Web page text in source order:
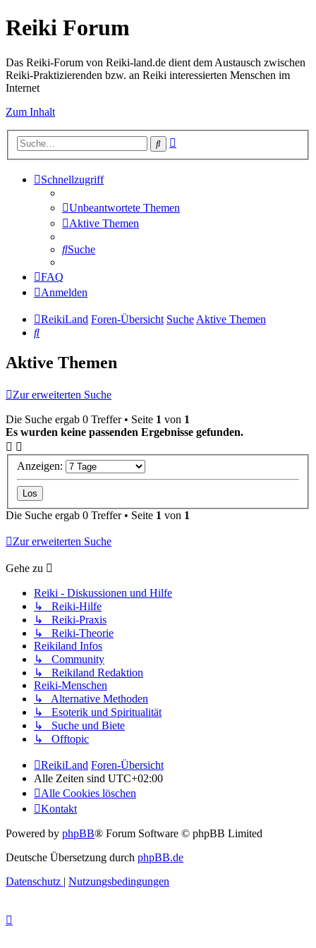
Reiki Forum
Das Reiki-Forum von Reiki-land.de dient dem Austausch zwischen
Reiki-Praktizierenden bzw. an Reiki interessierten Menschen im
Internet
Zum Inhalt
Suche
Schnellzugriff
Unbeantwortete Themen
Aktive Themen
Suche
FAQ
Anmelden
ReikiLand Foren-Übersicht SucheAktive Themen
Suche
Aktive Themen
Zur erweiterten Suche
Die Suche ergab 0 Treffer • Seite 1 von 1
Es wurden keine passenden Ergebnisse gefunden.
Anzeigen:
Die Suche ergab 0 Treffer • Seite 1 von 1
Zur erweiterten Suche
Gehe zu
Reiki - Diskussionen und Hilfe
↳ Reiki-Hilfe
↳ Reiki-Praxis
↳ Reiki-Theorie
Reikiland Infos
↳ Community
↳ Reikiland Redaktion
Reiki-Menschen
↳ Alternative Methoden
↳ Esoterik und Spiritualität
↳ Suche und Biete
↳ Offtopic
ReikiLand Foren-Übersicht
Alle Zeiten sind UTC+02:00
Alle Cookies löschen
Kontakt
Powered by phpBB® Forum Software © phpBB Limited
Deutsche Übersetzung durch phpBB.de
Datenschutz | Nutzungsbedingungen